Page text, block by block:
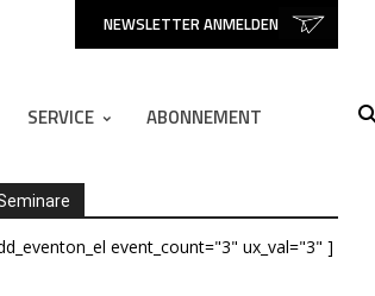
NEWSLETTER ANMELDEN
SERVICE ABONNEMENT
event_count="3" ux_val="3" ]